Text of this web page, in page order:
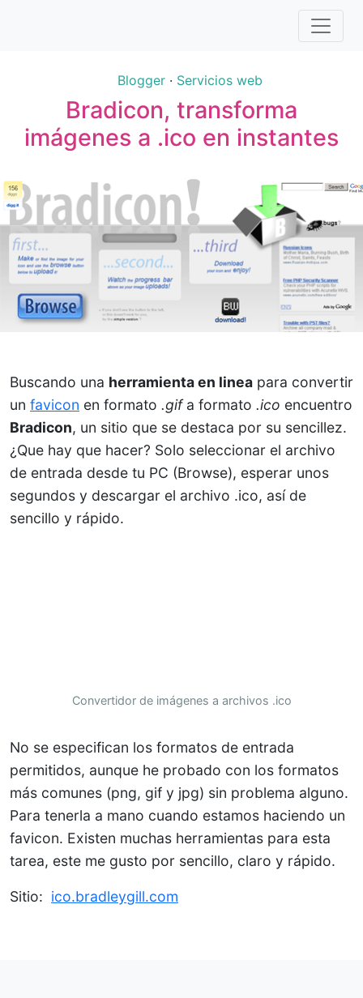
Blogger · Servicios web
Bradicon, transforma
imágenes a .ico en instantes
Buscando una herramienta en linea para convertir
un favicon en formato .gifa formato .ico encuentro
Bradicon, un sitio que se destaca por su sencillez.
¿Que hay que hacer? Solo seleccionar el archivo
de entrada desde tu PC (Browse), esperar unos
segundos y descargar el archivo .ico, así de
sencillo y rápido.
Convertidor de imágenes a archivos .ico
No se especifican los formatos de entrada
permitidos, aunque he probado con los formatos
más comunes (png, gif y jpg) sin problema alguno.
Para tenerla a mano cuando estamos haciendo un
favicon. Existen muchas herramientas para esta
tarea, este me gusto por sencillo, claro y rápido.
Sitio: ico.bradleygill.com